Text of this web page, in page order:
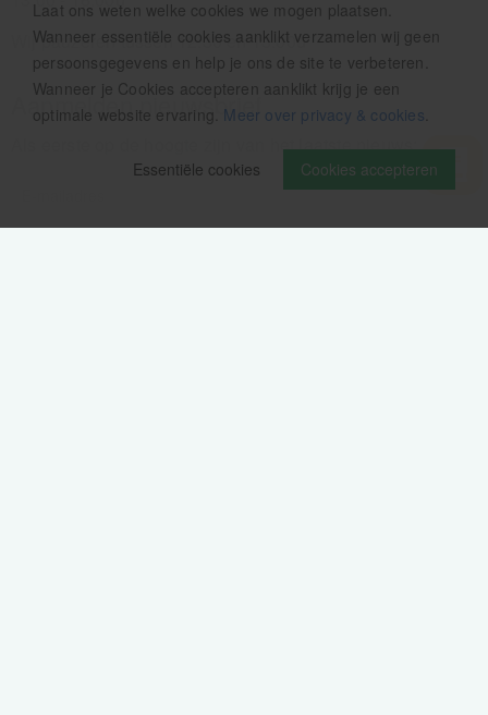
Laat ons weten welke cookies we mogen plaatsen.
Wanneer essentiële cookies aanklikt verzamelen wij geen
persoonsgegevens en help je ons de site te verbeteren.
Wanneer je Cookies accepteren aanklikt krijg je een
optimale website ervaring. Meer over privacy & cookies
Cookies accepteren
Essentiële cookies
Wij pauzeren tussen 12.30 en 13.00u
Aanmelden nieuwsbrief
Als eerste op de hoogte zijn van het laatste nieuws: